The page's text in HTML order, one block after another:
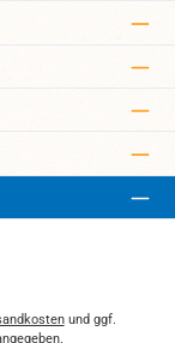
und ggf.